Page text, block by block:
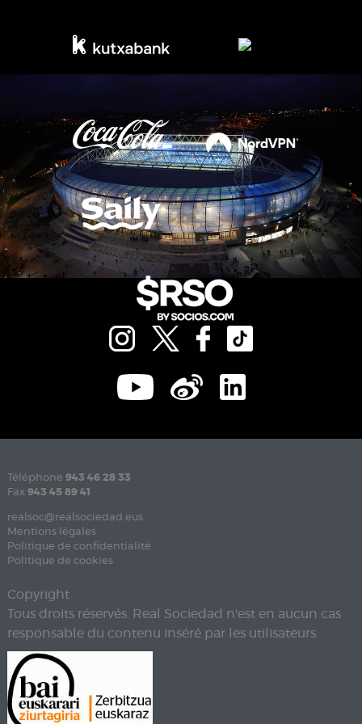
Téléphone 943 46 28 33
Fax 943 45 89 41
realsoc@realsociedad.eus
Mentions légales
Politique de confidentialité
Politique de cookies
Copyright
Tous droits réservés. Real Sociedad n'est en aucun cas
responsable du contenu inséré par les utilisateurs.